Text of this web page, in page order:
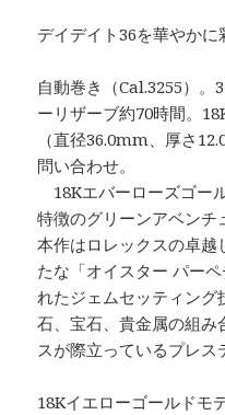
デイデイト36を華やか
自動巻き（Cal.3255）。
ーリザーブ約70時間。
（直径36.0mm、厚さ
問い合わせ。
18Kエバーローズゴー
特徴のグリーンアベンチ
本作はロレックスの卓
たな「オイスター パー
れたジェムセッティン
石、宝石、貴金属の組み
スが際立っているプレス
18Kイエローゴールドモ